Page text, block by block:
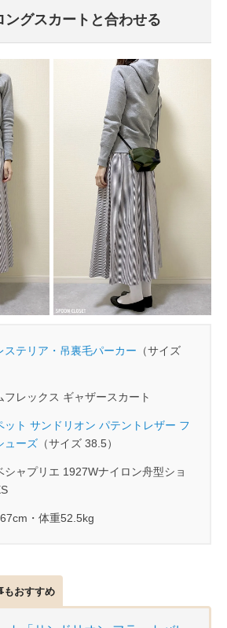
ングスカートと合わせる
ステリア・吊裏毛パーカー （サイズ
フレックス ギャザースカート
ット サンドリオン パテントレザー フ
ューズ （サイズ 38.5）
シャプリエ 1927Wナイロン舟型ショ
・体重52.5kg
おすすめ